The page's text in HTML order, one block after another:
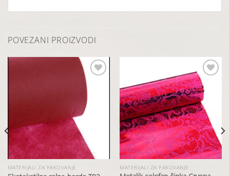
POVEZANI PROIZVODI
MATERIJALI ZA PAKOVANJE
Dodaj
listu
želja
MATERIJALI ZA PAKOVANJE